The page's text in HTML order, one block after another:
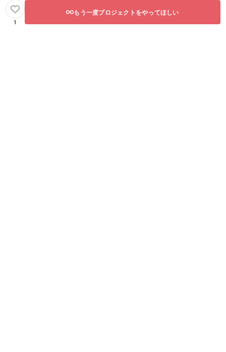
1
もう一度プロジェクトをやってほしい